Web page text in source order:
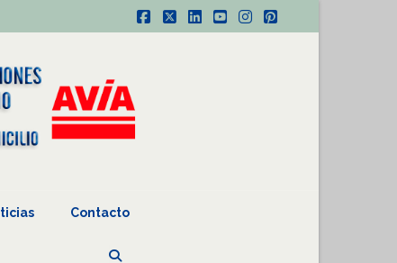
Facebook
X LinkedIn
YouTube
Instagram
Pinterest
Contacto